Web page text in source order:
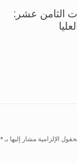
الثامن عشر:
الإلزامية مشار إليها بـ*